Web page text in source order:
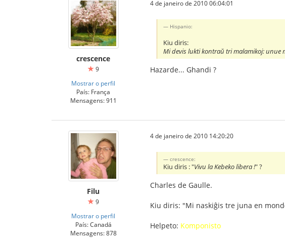
crescence
9
Mostrar o perfil
País: França
Mensagens: 911
4 de janeiro de 2010 06:04:01
Hispanio:
Kiu diris:
Mi devis lukti kontraŭ tri malamikoj: unue
Hazarde... Ghandi ?
Filu
9
Mostrar o perfil
País: Canadá
Mensagens: 878
4 de janeiro de 2010 14:20:20
crescence:
Kiu diris : "Vivu la Kebeko libera !" ?
Charles de Gaulle.
Kiu diris: "Mi naskiĝis tre juna en
Helpeto: Komponisto